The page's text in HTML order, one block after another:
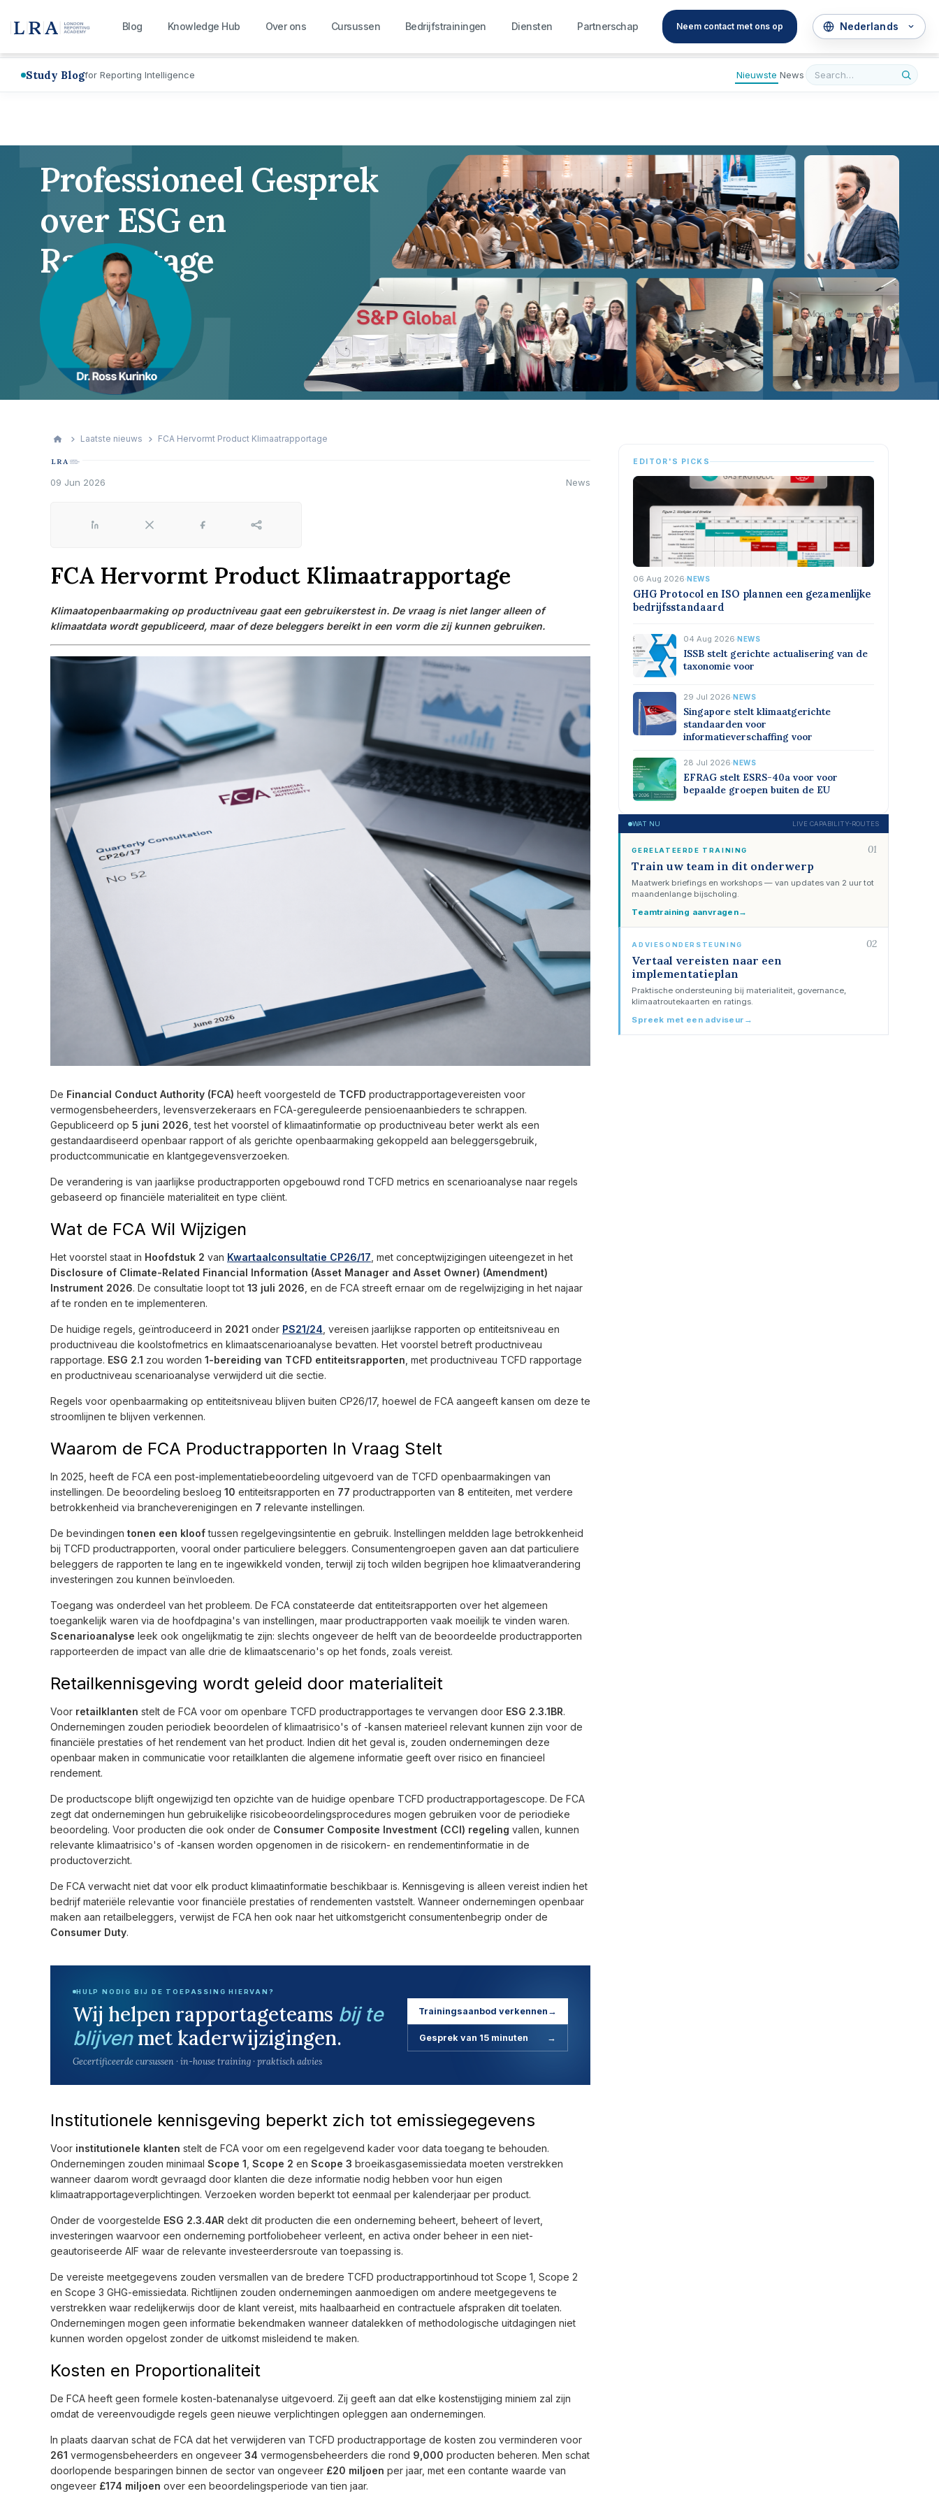
Blog Knowledge Hub Over ons Cursussen Bedrijfstrainingen Diensten Partnerschap Neem contact met ons op
Study Blogfor Reporting Intelligence Nieuwste News
Professioneel Gesprek
over ESG en
Rapportage
LRA
Laatste nieuws FCA Hervormt Product Klimaatrapportage
09 Jun 2026 News
LinkedIn X Facebook Share
FCA Hervormt Product Klimaatrapportage
Klimaatopenbaarmaking op productniveau gaat een gebruikerstest in. De vraag is niet langer alleen of
klimaatdata wordt gepubliceerd, maar of deze beleggers bereikt in een vorm die zij kunnen gebruiken.
De Financial Conduct Authority (FCA) heeft voorgesteld de TCFD productrapportagevereisten voor
vermogensbeheerders, levensverzekeraars en FCA-gereguleerde pensioenaanbieders te schrappen.
Gepubliceerd op 5 juni 2026 , test het voorstel of klimaatinformatie op productniveau beter werkt als een
gestandaardiseerd openbaar rapport of als gerichte openbaarmaking gekoppeld aan beleggersgebruik,
productcommunicatie en klantgegevensverzoeken.
De verandering is van jaarlijkse productrapporten opgebouwd rond TCFD metrics en scenarioanalyse naar regels
gebaseerd op financiële materialiteit en type cliënt.
Wat de FCA Wil Wijzigen
Het voorstel staat in Hoofdstuk 2 van Kwartaalconsultatie CP26/17 , met conceptwijzigingen uiteengezet in het
Disclosure of Climate-Related Financial Information (Asset Manager and Asset Owner) (Amendment)
Instrument 2026. De consultatie loopt tot 13 juli 2026 , en de FCA streeft ernaar om de regelwijziging in het najaar
af te ronden en te implementeren.
De huidige regels, geïntroduceerd in 2021 onder PS21/24 , vereisen jaarlijkse rapporten op entiteitsniveau en
productniveau die koolstofmetrics en klimaatscenarioanalyse bevatten. Het voorstel betreft productniveau
rapportage. ESG 2.1 zou worden 1-bereiding van TCFD entiteitsrapporten , met productniveau TCFD rapportage
en productniveau scenarioanalyse verwijderd uit die sectie.
Regels voor openbaarmaking op entiteitsniveau blijven buiten CP26/17, hoewel de FCA aangeeft kansen om deze te
stroomlijnen te blijven verkennen.
Waarom de FCA Productrapporten In Vraag Stelt
In 2025, heeft de FCA een post-implementatiebeoordeling uitgevoerd van de TCFD openbaarmakingen van
instellingen. De beoordeling besloeg 10 entiteitsrapporten en 77 productrapporten van 8 entiteiten, met verdere
betrokkenheid via brancheverenigingen en 7 relevante instellingen.
De bevindingen tonen een klooftussen regelgevingsintentie en gebruik. Instellingen meldden lage betrokkenheid
bij TCFD productrapporten, vooral onder particuliere beleggers. Consumentengroepen gaven aan dat particuliere
beleggers de rapporten te lang en te ingewikkeld vonden, terwijl zij toch wilden begrijpen hoe klimaatverandering
investeringen zou kunnen beïnvloeden.
Toegang was onderdeel van het probleem. De FCA constateerde dat entiteitsrapporten over het algemeen
toegankelijk waren via de hoofdpagina's van instellingen, maar productrapporten vaak moeilijk te vinden waren.
Scenarioanalyse leek ook ongelijkmatig te zijn: slechts ongeveer de helft van de beoordeelde productrapporten
rapporteerden de impact van alle drie de klimaatscenario's op het fonds, zoals vereist.
Retailkennisgeving wordt geleid door materialiteit
Voor retailklanten stelt de FCA voor om openbare TCFD productrapportages te vervangen door ESG 2.3.1BR.
Ondernemingen zouden periodiek beoordelen of klimaatrisico's of -kansen materieel relevant kunnen zijn voor de
financiële prestaties of het rendement van het product. Indien dit het geval is, zouden ondernemingen deze
openbaar maken in communicatie voor retailklanten die algemene informatie geeft over risico en financieel
rendement.
De productscope blijft ongewijzigd ten opzichte van de huidige openbare TCFD productrapportagescope. De FCA
zegt dat ondernemingen hun gebruikelijke risicobeoordelingsprocedures mogen gebruiken voor de periodieke
beoordeling. Voor producten die ook onder de Consumer Composite Investment (CCI) regeling vallen, kunnen
relevante klimaatrisico's of -kansen worden opgenomen in de risicokern- en rendementinformatie in de
productoverzicht.
De FCA verwacht niet dat voor elk product klimaatinformatie beschikbaar is. Kennisgeving is alleen vereist indien het
bedrijf materiële relevantie voor financiële prestaties of rendementen vaststelt. Wanneer ondernemingen openbaar
maken aan retailbeleggers, verwijst de FCA hen ook naar het uitkomstgericht consumentenbegrip onder de
Consumer Duty.
HULP NODIG BIJ DE TOEPASSING HIERVAN?
Wij helpen rapportageteams bij te
blijvenmet kaderwijzigingen.
Gecertificeerde cursussen · in-house training · praktisch advies
Trainingsaanbod verkennen →
Gesprek van 15 minuten →
Institutionele kennisgeving beperkt zich tot emissiegegevens
Voor institutionele klanten stelt de FCA voor om een regelgevend kader voor data toegang te behouden.
Ondernemingen zouden minimaal Scope 1 Scope 2 en Scope 3 broeikasgasemissiedata moeten verstrekken
wanneer daarom wordt gevraagd door klanten die deze informatie nodig hebben voor hun eigen
klimaatrapportageverplichtingen. Verzoeken worden beperkt tot eenmaal per kalenderjaar per product.
Onder de voorgestelde ESG 2.3.4AR dekt dit producten die een onderneming beheert, beheert of levert,
investeringen waarvoor een onderneming portfoliobeheer verleent, en activa onder beheer in een niet-
geautoriseerde AIF waar de relevante investeerdersroute van toepassing is.
De vereiste meetgegevens zouden versmallen van de bredere TCFD productrapportinhoud tot Scope 1, Scope 2
en Scope 3 GHG-emissiedata. Richtlijnen zouden ondernemingen aanmoedigen om andere meetgegevens te
verstrekken waar redelijkerwijs door de klant vereist, mits haalbaarheid en contractuele afspraken dit toelaten.
Ondernemingen mogen geen informatie bekendmaken wanneer datalekken of methodologische uitdagingen niet
kunnen worden opgelost zonder de uitkomst misleidend te maken.
Kosten en Proportionaliteit
De FCA heeft geen formele kosten-batenanalyse uitgevoerd. Zij geeft aan dat elke kostenstijging miniem zal zijn
omdat de vereenvoudigde regels geen nieuwe verplichtingen opleggen aan ondernemingen.
In plaats daarvan schat de FCA dat het verwijderen van TCFD productrapportage de kosten zou verminderen voor
261 vermogensbeheerders en ongeveer 34 vermogensbeheerders die rond 9,000 producten beheren. Men schat
doorlopende besparingen binnen de sector van ongeveer £20 miljoen per jaar, met een contante waarde van
ongeveer £174 miljoen over een beoordelingsperiode van tien jaar.
EDITOR'S PICKS
06 Aug 2026·NEWS
GHG Protocol en ISO plannen een gezamenlijke
bedrijfsstandaard
04 Aug 2026·NEWS
ISSB stelt gerichte actualisering van de
taxonomie voor
29 Jul 2026·NEWS
Singapore stelt klimaatgerichte
standaarden voor
informatieverschaffing voor
28 Jul 2026·NEWS
EFRAG stelt ESRS-40a voor voor
bepaalde groepen buiten de EU
WAT NU LIVE CAPABILITY-ROUTES
GERELATEERDE TRAINING 01
Train uw team in dit onderwerp
Maatwerk briefings en workshops — van updates van 2 uur tot
maandenlange bijscholing.
Teamtraining aanvragen→
ADVIESONDERSTEUNING 02
Vertaal vereisten naar een
implementatieplan
Praktische ondersteuning bij materialiteit, governance,
klimaatroutekaarten en ratings.
Spreek met een adviseur →